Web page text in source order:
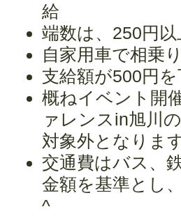
給
端数は、250円
自家用車で相乗
支給額が500円
概ねイベント開
ァレンスin旭川
対象外となりま
交通費はバス、
金額を基準とし
^